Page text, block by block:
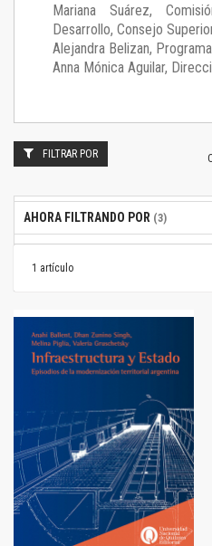
Mariana Suárez,
Desarrollo, Consejo
Alejandra Belizan,
Anna Mónica Aguilar,
1 artículo
FILTRAR POR
AHORA FILTRANDO POR